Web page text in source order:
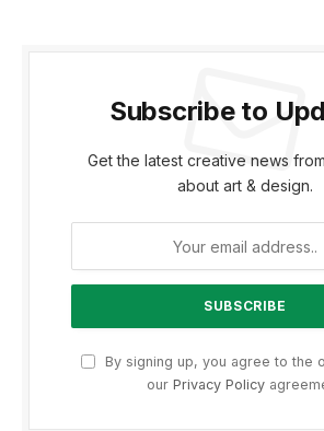
Subscribe to
Get the latest creative news
about art & design.
By signing up, you agree to the
our Privacy Policy